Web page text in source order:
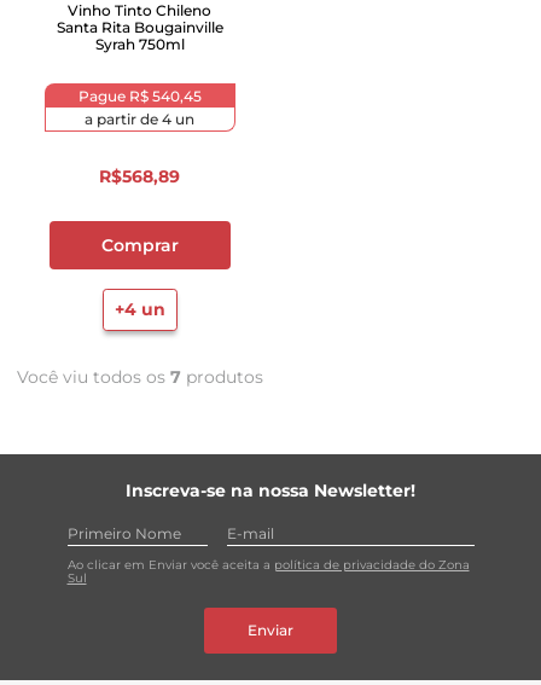
Vinho Tinto Chileno
Santa Rita Bougainville
Syrah 750ml
Pague R$ 540,45
a partir de 4 un
R$568,89
Comprar
+4un
Você viu todos os 7 produtos
Inscreva-se na nossa Newsletter!
Ao clicar em Enviar você aceita a política de privacidade do Zona
Sul
Enviar